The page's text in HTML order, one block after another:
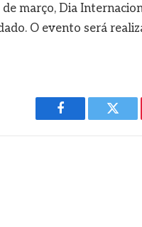
março, Dia
O evento será
Facebook